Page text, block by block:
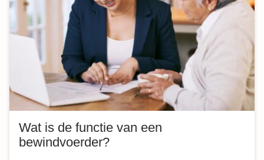
Wat is de functie van een
bewindvoerder?